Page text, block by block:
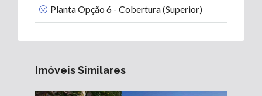
Planta Opção 6 - Cobertura (Superior)
Imóveis Similares